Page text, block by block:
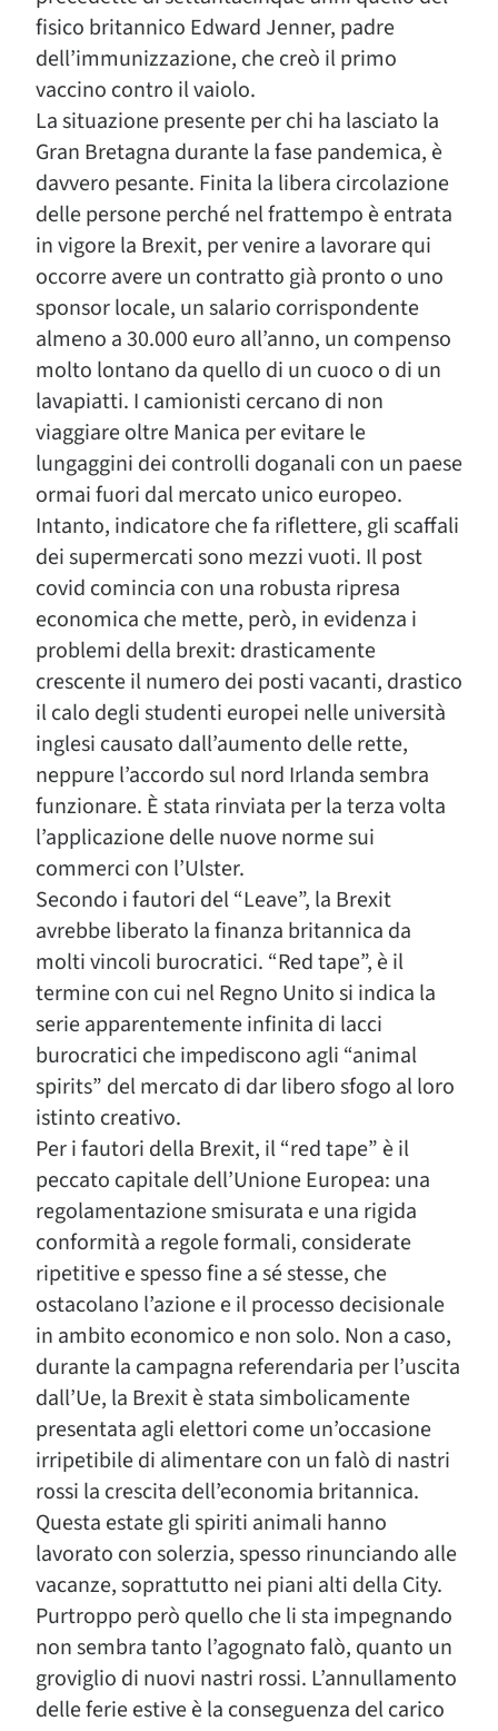
fisico britannico Edward Jenner, padre
dell’immunizzazione, che creò il primo
vaccino contro il vaiolo.
La situazione presente per chi ha lasciato la
Gran Bretagna durante la fase pandemica, è
davvero pesante. Finita la libera circolazione
delle persone perché nel frattempo è entrata
in vigore la Brexit, per venire a lavorare qui
occorre avere un contratto già pronto o uno
sponsor locale, un salario corrispondente
almeno a 30.000 euro all’anno, un compenso
molto lontano da quello di un cuoco o di un
lavapiatti. I camionisti cercano di non
viaggiare oltre Manica per evitare le
lungaggini dei controlli doganali con un paese
ormai fuori dal mercato unico europeo.
Intanto, indicatore che fa riflettere, gli scaffali
dei supermercati sono mezzi vuoti. Il post
covid comincia con una robusta ripresa
economica che mette, però, in evidenza i
problemi della brexit: drasticamente
crescente il numero dei posti vacanti, drastico
il calo degli studenti europei nelle università
inglesi causato dall’aumento delle rette,
neppure l’accordo sul nord Irlanda sembra
funzionare. È stata rinviata per la terza volta
l’applicazione delle nuove norme sui
commerci con l’Ulster.
Secondo i fautori del “Leave”, la Brexit
avrebbe liberato la finanza britannica da
molti vincoli burocratici. “Red tape”, è il
termine con cui nel Regno Unito si indica la
serie apparentemente infinita di lacci
burocratici che impediscono agli “animal
spirits” del mercato di dar libero sfogo al loro
istinto creativo.
Per i fautori della Brexit, il “red tape” è il
peccato capitale dell’Unione Europea: una
regolamentazione smisurata e una rigida
conformità a regole formali, considerate
ripetitive e spesso fine a sé stesse, che
ostacolano l’azione e il processo decisionale
in ambito economico e non solo. Non a caso,
durante la campagna referendaria per l’uscita
dall’Ue, la Brexit è stata simbolicamente
presentata agli elettori come un’occasione
irripetibile di alimentare con un falò di nastri
rossi la crescita dell’economia britannica.
Questa estate gli spiriti animali hanno
lavorato con solerzia, spesso rinunciando alle
vacanze, soprattutto nei piani alti della City.
Purtroppo però quello che li sta impegnando
non sembra tanto l’agognato falò, quanto un
groviglio di nuovi nastri rossi. L’annullamento
delle ferie estive è la conseguenza del carico